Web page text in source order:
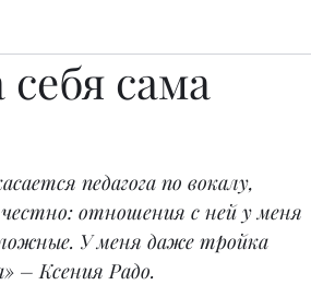
сама
педагога по вокалу,
отношения с ней у меня
У меня даже тройка
– Ксения Радо.